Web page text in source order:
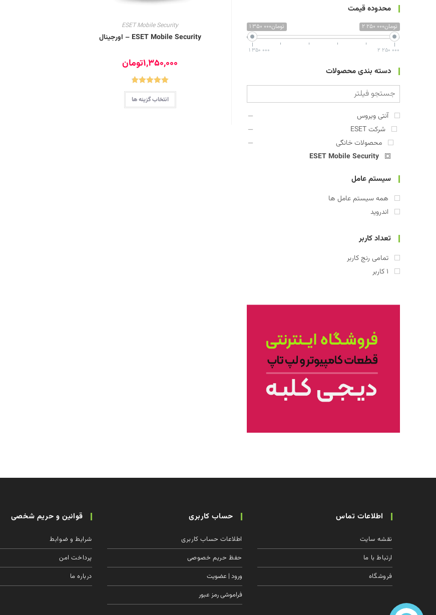
ESET Mobile Security
ESET Mobile Security – اورجینال
1,350,000تومان
نمره4.86
از 5
انتخاب گزینه ها این
دارای
محدوده قیمت
1 350 000تومان 2 250 000تومان
1 350 000 2 250 000
دسته بندی محصولات
آنتی ویروس
شرکت ESET
محصولات خانگی
ESET Mobile Security
سیستم عامل
همه سیستم عامل ها
اندروید
تعداد کاربر
تمامی رنج کاربر
1 کاربر
اطلاعات تماس
نقشه سایت
ارتباط با ما
فروشگاه
حساب کاربری
اطلاعات حساب كاربری
حفظ حریم خصوصی
ورود | عضویت
فراموشی رمز عبور
قوانین و حریم شخصی
شرایط و ضوابط
پرداخت امن
درباره ما